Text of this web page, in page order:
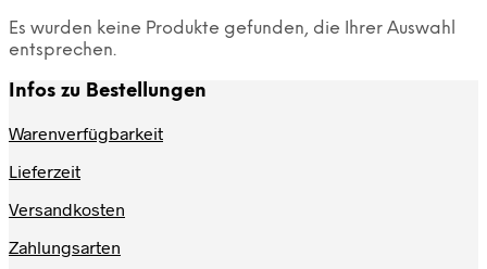
Es wurden keine Produkte gefunden, die Ihrer Auswahl
entsprechen.
Infos zu Bestellungen
Warenverfügbarkeit
Lieferzeit
Versandkosten
Zahlungsarten